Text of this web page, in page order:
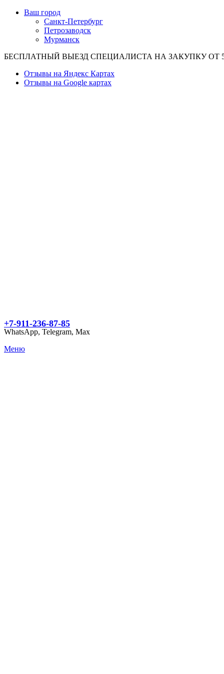
Ваш город
Санкт-Петербург
Петрозаводск
Мурманск
БЕСПЛАТНЫЙ ВЫЕЗД СПЕЦИАЛИСТА НА ЗАКУПКУ ОТ
Отзывы на Яндекс Картах
Отзывы на Google картах
+7-911-236-87-85
WhatsApp, Telegram, Max
Меню